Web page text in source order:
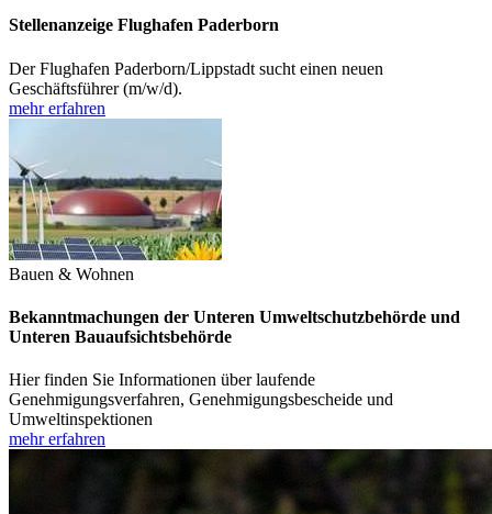
Stellenanzeige Flughafen Paderborn
Der Flughafen Paderborn/Lippstadt sucht einen neuen
Geschäftsführer (m/w/d).
mehr erfahren
Bauen & Wohnen
Bekanntmachungen der Unteren Umweltschutzbehörde und
Unteren Bauaufsichtsbehörde
Hier finden Sie Informationen über laufende
Genehmigungsverfahren, Genehmigungsbescheide und
Umweltinspektionen
mehr erfahren